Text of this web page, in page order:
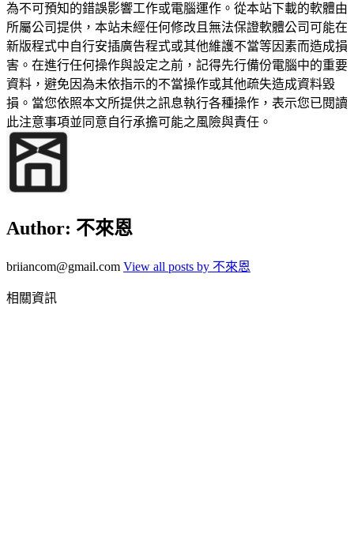
為不可預知的錯誤影響工作或電腦運作。從本站下載的軟體由
所屬公司提供，本站未經任何修改且無法保證軟體公司可能在
新版程式中自行安插廣告程式或其他維護不當等因素而造成損
害。在進行任何操作與設定之前，記得先行備份電腦中的重要
資料，避免因為未依指示的不當操作或其他疏失造成資料毀
損。當您依照本文所提供之訊息執行各種操作，表示您已閱讀
此注意事項並同意自行承擔可能之風險與責任。
Author: 不來恩
briiancom@gmail.com View all posts by 不來恩
相關資訊